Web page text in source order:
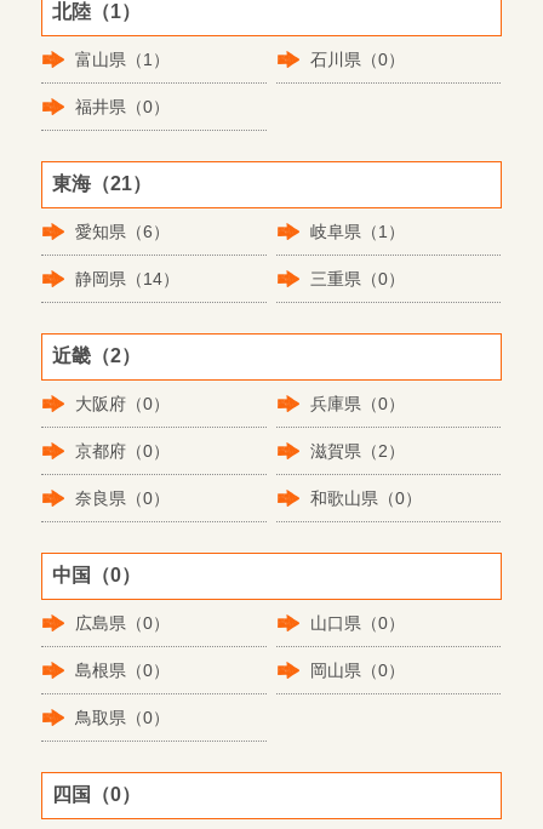
北陸（1）
富山県（1） 石川県（0）
福井県（0）
東海（21）
愛知県（6） 岐阜県（1）
静岡県（14） 三重県（0）
近畿（2）
大阪府（0） 兵庫県（0）
京都府（0） 滋賀県（2）
奈良県（0） 和歌山県（0）
中国（0）
広島県（0） 山口県（0）
島根県（0） 岡山県（0）
鳥取県（0）
四国（0）